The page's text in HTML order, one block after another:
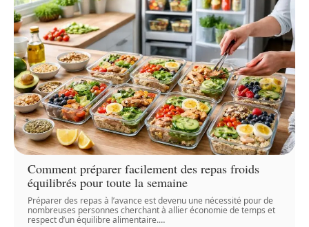
Comment préparer facilement des repas froids
équilibrés pour toute la semaine
Préparer des repas à l’avance est devenu une nécessité pour de
nombreuses personnes cherchant à allier économie de temps et
respect d’un équilibre alimentaire.…